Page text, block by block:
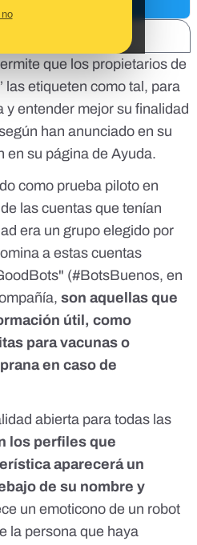
que los propietarios de
las etiqueten como tal, para
y entender mejor su finalidad
han anunciado en su
en su página de Ayuda.
como prueba piloto en
las cuentas que tenían
era un grupo elegido por
a estas cuentas
(#BotsBuenos, en
son aquellas que
útil, como
para vacunas o
en caso de
abierta para todas las
los perfiles que
aparecerá un
de su nombre y
un emoticono de un robot
la persona que haya